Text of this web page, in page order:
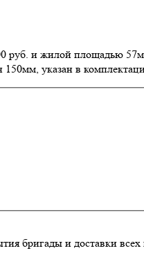
руб. и жилой площадью
указан в
бригады и доставки